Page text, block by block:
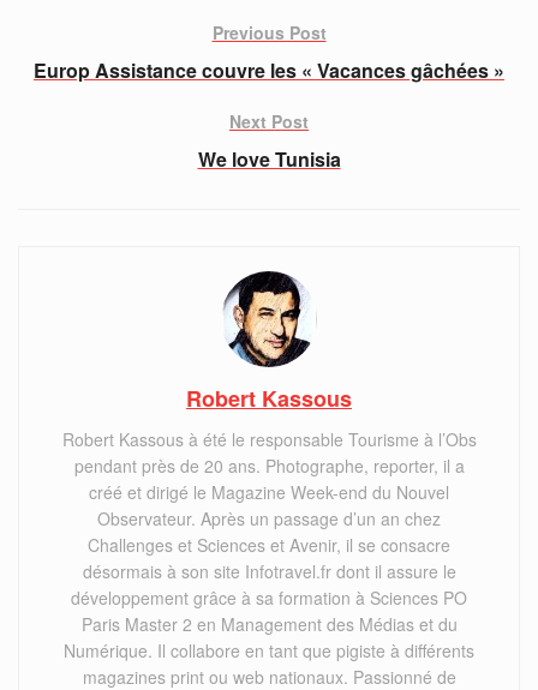
Previous Post
Europ Assistance couvre les « Vacances gâchées »
Next Post
We love Tunisia
Robert Kassous
Robert Kassous à été le responsable Tourisme à l’Obs
pendant près de 20 ans. Photographe, reporter, il a
créé et dirigé le Magazine Week-end du Nouvel
Observateur. Après un passage d’un an chez
Challenges et Sciences et Avenir, il se consacre
désormais à son site Infotravel.fr dont il assure le
développement grâce à sa formation à Sciences PO
Paris Master 2 en Management des Médias et du
Numérique. Il collabore en tant que pigiste à différents
magazines print ou web nationaux. Passionné de